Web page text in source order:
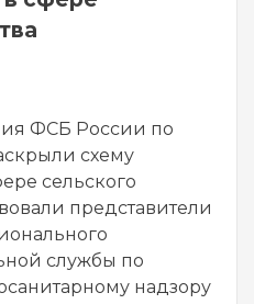
ФСБ России по
схему
сельского
представители
службы по
надзору